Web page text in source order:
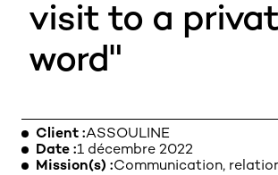
visit to a
word"
Client ASSOULINE
Date 1 décembre 2022
Mission(s) Communication,